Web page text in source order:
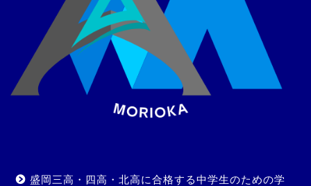
盛岡三高・四高・北高に合格する中学生のための学